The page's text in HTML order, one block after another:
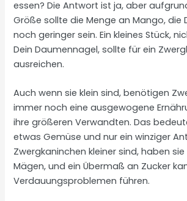
essen? Die Antwort ist ja, aber
Größe sollte die Menge an Mango, die
noch geringer sein. Ein kleines Stück,
Dein Daumennagel, sollte für ein
ausreichen.
Auch wenn sie klein sind, benötigen
immer noch eine ausgewogene
ihre größeren Verwandten. Das
etwas Gemüse und nur ein winziger
Zwergkaninchen kleiner sind, haben
Mägen, und ein Übermaß an Zucker
Verdauungsproblemen führen.